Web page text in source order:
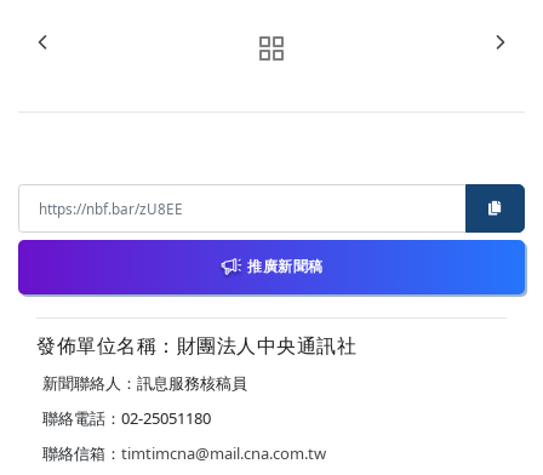
推廣新聞稿
發佈單位名稱：財團法人中央通訊社
新聞聯絡人：訊息服務核稿員
聯絡電話：02-25051180
聯絡信箱： timtimcna@mail.cna.com.tw